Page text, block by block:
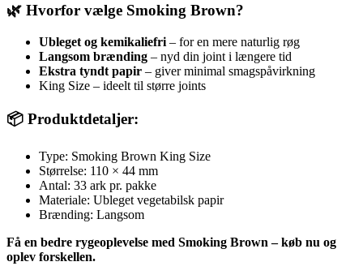
🌿 Hvorfor vælge Smoking Brown?
Ubleget og kemikaliefri – for en mere naturlig røg
Langsom brænding – nyd din joint i længere tid
Ekstra tyndt papir – giver minimal smagspåvirkning
King Size – ideelt til større joints
📦 Produktdetaljer:
Type: Smoking Brown King Size
Størrelse: 110 × 44 mm
Antal: 33 ark pr. pakke
Materiale: Ubleget vegetabilsk papir
Brænding: Langsom
Få en bedre rygeoplevelse med Smoking Brown – køb nu og
oplev forskellen.